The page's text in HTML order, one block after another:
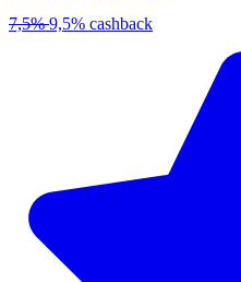
7,5%9,5% cashback